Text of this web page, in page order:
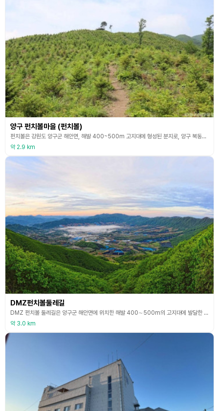
양구 펀치볼마을 (펀치볼)
펀치볼은 강원도 양구군 해안면, 해발 400~500m 고지대에 형성된 분지로, 양구 북동쪽 약 22km 지점에 위치하며, 그 모습이 마치 화채그릇(Punch Bowl)을 닮아 ‘펀치볼’이라 불린다. 남북으로 길쭉하고 남쪽으로 좁아지는 특이한 지형은 운석 충돌설과 차별침식설이 있으나, 운석의 흔적이 없고 주변 암석의 차이에 따른 침식 작용으로 형성되었다는 차별침식설이 더 유력하다. 이 분지는 민간인 출입통제선 안에 위치한 국내 유일의 면(面) 단위 지역으
약 2.9 km
DMZ펀치볼둘레길
DMZ 펀치볼 둘레길은 양구군 해안면에 위치한 해발 400∼500m의 고지대에 발달한 분지로, 양구군 북동쪽 약 22km에 걸쳐 있다. 양구 펀치볼 둘레길이라고도 불리며, 6·25 격전 중 해안을 바라본 종군기자가 이곳의 형태를 본떠 펀치볼이라 부른 데서 유래되었다. 또, 전쟁과 평화에 관련된 테마를 중심으로 산림문화, 역사를 체험할 수 있도록 조성한 73.2㎞의 숲길로서 평화의 길, 오유밭길, 만대벌판길, 먼멧재길 등 4개의 코스가 있다. 휴전선이 있
약 3.0 km